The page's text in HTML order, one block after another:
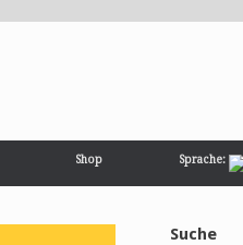
Shop Sprache:
Suche